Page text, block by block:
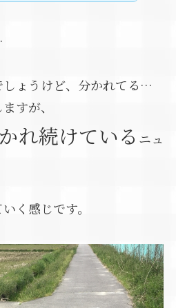
ょうけど、分かれてる…
すが、
れ続けている ニュ
く感じです。